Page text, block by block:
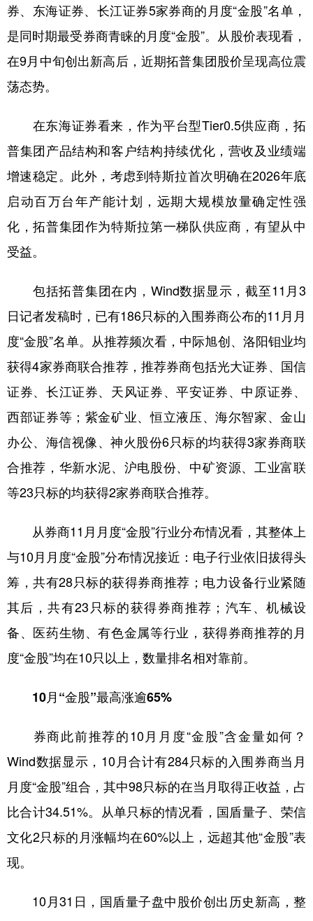
广东 广西 海南 重庆
四川 贵州 云南 西藏
陕西 甘肃 青海 宁夏
多语种频道
English Español Français عربى
券、东海证券、长江证券5家券商的月度“金股”名单，
是同时期最受券商青睐的月度“金股”。从股价表现看，
在9月中旬创出新高后，近期拓普集团股价呈现高位震
荡态势。
在东海证券看来，作为平台型Tier0.5供应商，拓
普集团产品结构和客户结构持续优化，营收及业绩端
增速稳定。此外，考虑到特斯拉首次明确在2026年底
启动百万台年产能计划，远期大规模放量确定性强
化，拓普集团作为特斯拉第一梯队供应商，有望从中
受益。
包括拓普集团在内，Wind数据显示，截至11月3
日记者发稿时，已有186只标的入围券商公布的11月月
度“金股”名单。从推荐频次看，中际旭创、洛阳钼业均
获得4家券商联合推荐，推荐券商包括光大证券、国信
证券、长江证券、天风证券、平安证券、中原证券、
西部证券等；紫金矿业、恒立液压、海尔智家、金山
办公、海信视像、神火股份6只标的均获得3家券商联
合推荐，华新水泥、沪电股份、中矿资源、工业富联
等23只标的均获得2家券商联合推荐。
从券商11月月度“金股”行业分布情况看，其整体上
与10月月度“金股”分布情况接近：电子行业依旧拔得头
筹，共有28只标的获得券商推荐；电力设备行业紧随
其后，共有23只标的获得券商推荐；汽车、机械设
备、医药生物、有色金属等行业，获得券商推荐的月
度“金股”均在10只以上，数量排名相对靠前。
10月“金股”最高涨逾65%
券商此前推荐的10月月度“金股”含金量如何？
Wind数据显示，10月合计有284只标的入围券商当月
月度“金股”组合，其中98只标的在当月取得正收益，占
比合计34.51%。从单只标的情况看，国盾量子、荣信
文化2只标的月涨幅均在60%以上，远超其他“金股”表
现。
10月31日，国盾量子盘中股价创出历史新高，整